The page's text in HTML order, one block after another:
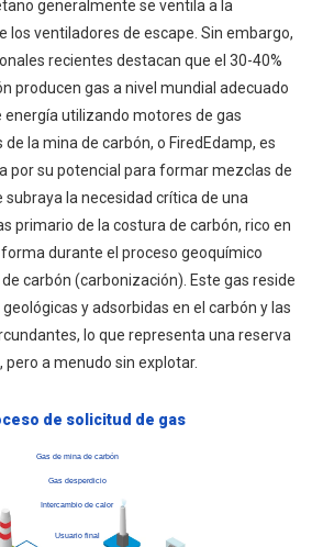
generalmente se ventila a la
los ventiladores de escape. Sin embargo,
recientes destacan que el 30-40%
producen gas a nivel mundial adecuado
energía utilizando motores de gas
de la mina de carbón, o FiredEdamp, es
por su potencial para formar mezclas de
subraya la necesidad crítica de una
primario de la costura de carbón, rico en
durante el proceso geoquímico
carbón (carbonización). Este gas reside
y adsorbidas en el carbón y las
lo que representa una reserva
a menudo sin explotar.
de solicitud de gas
Gas de mina de carbón
Gas desperdicio
Intercambio de calor
Usuario final